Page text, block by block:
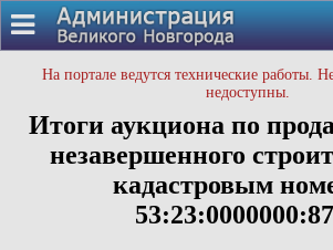
На портале ведутся технические работы.
недоступны.
Итоги аукциона по
незавершенного
кадастровым